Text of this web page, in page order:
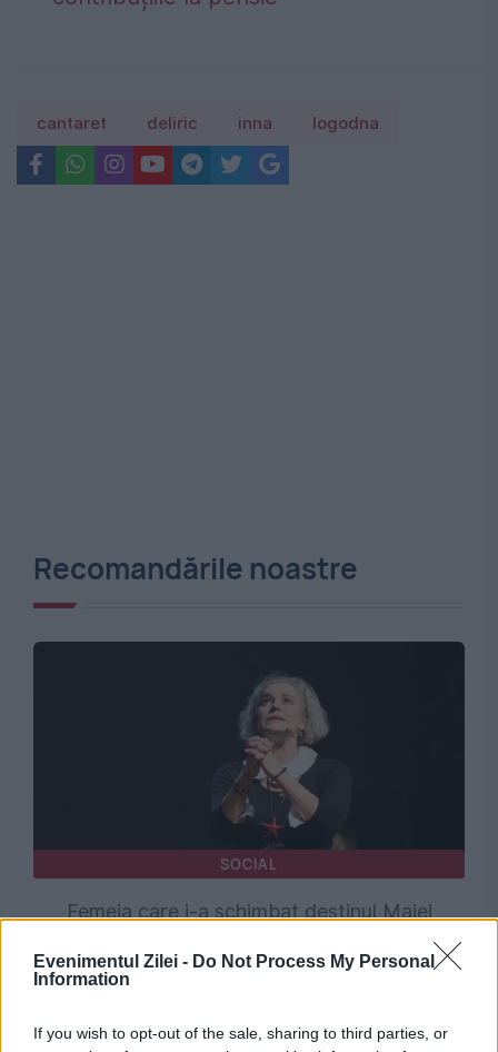
Evenimentul Zilei - Do Not Process My Personal
Information
If you wish to opt-out of the sale, sharing to third parties, or
cantaret deliric inna logodna
Recomandările noastre
SOCIAL
Femeia care i-a schimbat destinul Maiei
Morgenstern. Povestea Leicăi, spusă de